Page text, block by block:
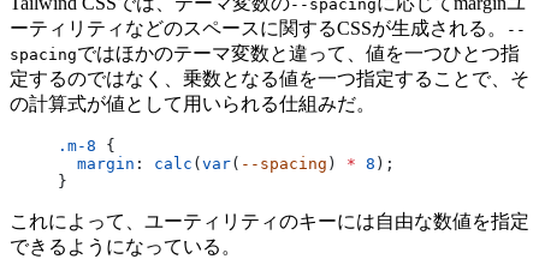
--spacing
ーティリティなどのスペースに関するCSSが生成される。
--
spacingではほかのテーマ変数と違って、値を一つひとつ指
定するのではなく、乗数となる値を一つ指定することで、そ
の計算式が値として用いられる仕組みだ。
.m-8 {
  margin
: calc ( var( --spacing ) * 8 );
}
これによって、ユーティリティのキーには自由な数値を指定
できるようになっている。